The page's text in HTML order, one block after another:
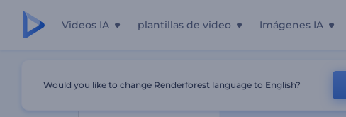
Videos IA plantillas de video Imágenes IA
Kit De Herramientas De Video Explicativo 3D
Would you like to change Renderforest language to English?